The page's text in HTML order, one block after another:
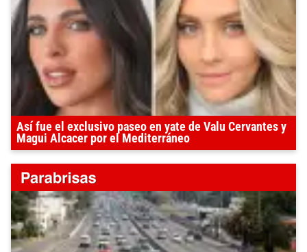
Así fue el exclusivo paseo en yate de Valu Cervantes y
Magui Alcacer por el Mediterráneo